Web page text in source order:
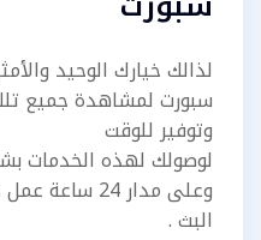
لذالك خيارك الوحيد
سبورت لمشاهدة جميع
وتوفير للوقت
لوصولك لهذه الخدمات
وعلى مدار 24
البث .